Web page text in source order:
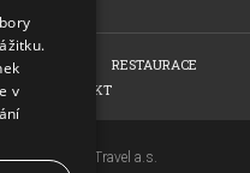
KONFERENCE
RESTAURACE
KONTAKT
Hotels&Travel a.s.
GERMAN
v